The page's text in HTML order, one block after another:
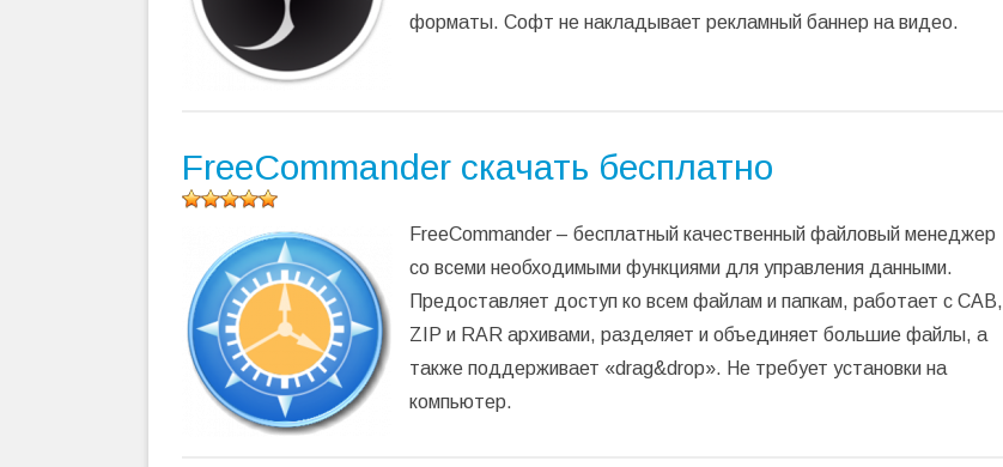
форматы. Софт не накладывает рекламный баннер на видео.
FreeCommander скачать бесплатно
программу
(178
оценок,
среднее:
5,00из 5)
FreeCommander – бесплатный качественный файловый менеджер
со всеми необходимыми функциями для управления данными.
Предоставляет доступ ко всем файлам и папкам, работает с CAB,
ZIP и RAR архивами, разделяет и объединяет большие файлы, а
также поддерживает «drag&drop». Не требует установки на
компьютер.